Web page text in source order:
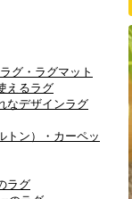
グ・ラグマット
えるラグ
なデザインラグ
トン）・カーペッ
ラグ